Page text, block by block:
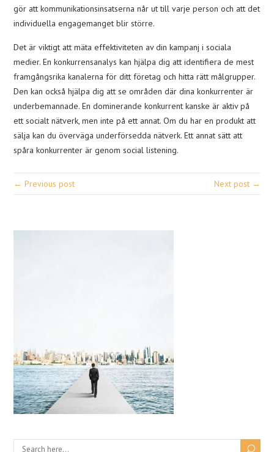
gör att kommunikationsinsatserna når ut till varje person och att det
individuella engagemanget blir större.
Det är viktigt att mäta effektiviteten av din kampanj i sociala
medier. En konkurrensanalys kan hjälpa dig att identifiera de mest
framgångsrika kanalerna för ditt företag och hitta rätt målgrupper.
Den kan också hjälpa dig att se områden där dina konkurrenter är
underbemannade. En dominerande konkurrent kanske är aktiv på
ett socialt nätverk, men inte på ett annat. Om du har en produkt att
sälja kan du överväga underförsedda nätverk. Ett annat sätt att
spåra konkurrenter är genom social listening.
← Previous post Next post →